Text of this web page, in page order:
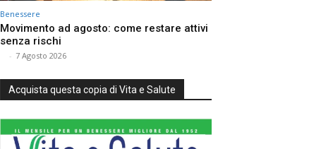
Benessere
Movimento ad agosto: come restare attivi
senza rischi
- 7 Agosto 2026
Acquista questa copia di Vita e Salute